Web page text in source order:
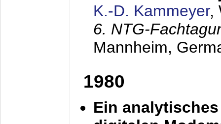
K.-D. Kammeyer,
6. NTG-
Mannheim,
1980
Ein